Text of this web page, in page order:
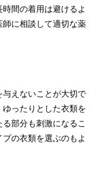
間の着用は避けるよ
師に相談して適切な薬
えないことが大切で
ったりとした衣類を
部分も刺激になるこ
の衣類を選ぶのもよ